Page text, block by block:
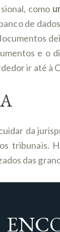
como
de
e o
ir até à
da
tribunais.
das